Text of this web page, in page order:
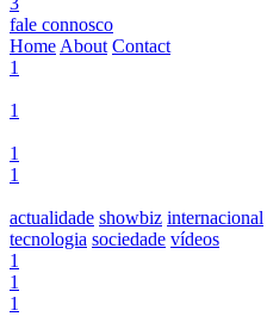
fale connosco
Home About Contact
1
1
1
1
actualidade showbiz internacional
tecnologia sociedade vídeos
1
1
1